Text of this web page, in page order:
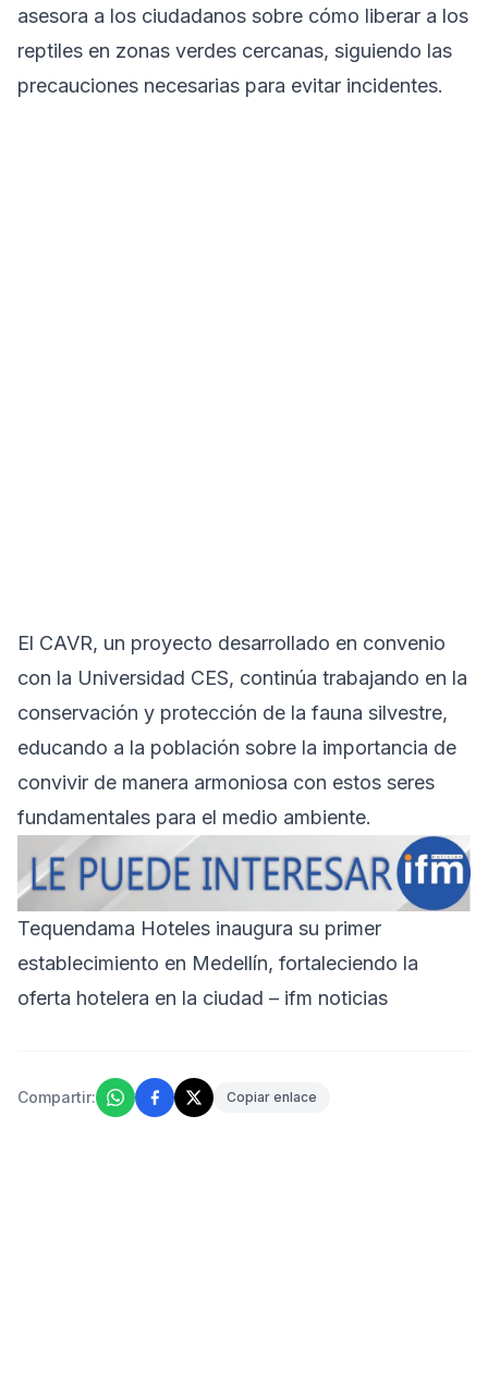
asesora a los ciudadanos sobre cómo liberar a los
reptiles en zonas verdes cercanas, siguiendo las
precauciones necesarias para evitar incidentes.
El CAVR, un proyecto desarrollado en convenio
con la Universidad CES, continúa trabajando en la
conservación y protección de la fauna silvestre,
educando a la población sobre la importancia de
convivir de manera armoniosa con estos seres
fundamentales para el medio ambiente.
Tequendama Hoteles inaugura su primer
establecimiento en Medellín, fortaleciendo la
oferta hotelera en la ciudad – ifm noticias
Compartir: Copiar enlace